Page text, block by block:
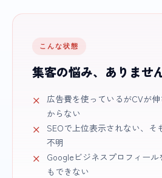
こんな状態
集客の悩み、ありませ
広告費を使っているがCVが
からない
SEOで上位表示されない、そ
不明
Googleビジネスプロフィー
もできない